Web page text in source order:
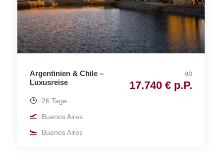
Argentinien & Chile –
Luxusreise
ab
17.740 € p.P.
26 Tage
Buenos Aires
Buenos Aires